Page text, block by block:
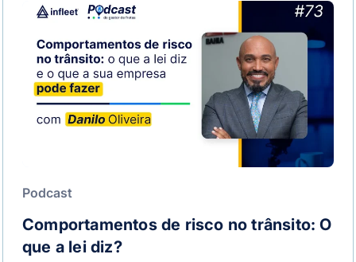
Podcast
Comportamentos de risco no trânsito: O
que a lei diz?